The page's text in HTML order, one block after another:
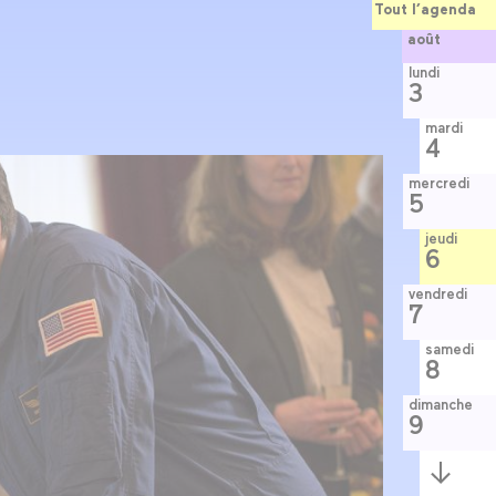
Tout l’agenda
août
lundi
3
mardi
4
mercredi
5
jeudi
6
vendredi
7
samedi
8
dimanche
9
Semaine
suivante